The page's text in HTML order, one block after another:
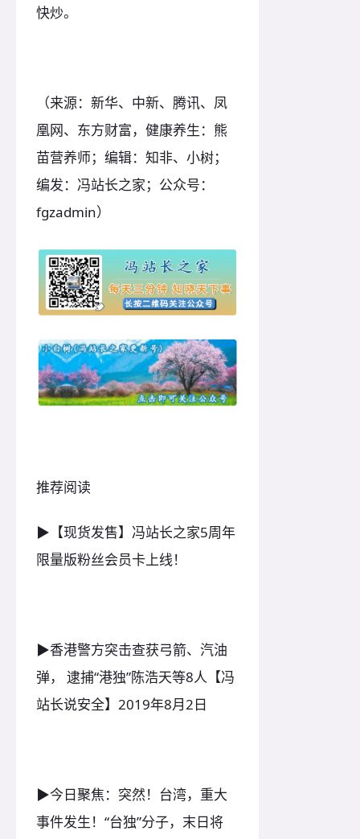
快炒。
（来源：新华、中新、腾讯、凤
凰网、东方财富，健康养生：熊
苗营养师；编辑：知非、小树；
编发：冯站长之家；公众号：
fgzadmin）
推荐阅读
▶【现货发售】冯站长之家5周年
限量版粉丝会员卡上线！
▶香港警方突击查获弓箭、汽油
弹， 逮捕“港独”陈浩天等8人【冯
站长说安全】2019年8月2日
▶今日聚焦：突然！台湾，重大
事件发生！“台独”分子，末日将